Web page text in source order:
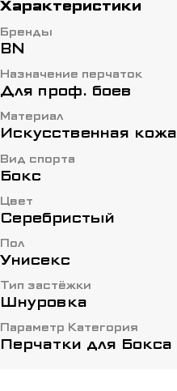
Характеристики
Бренды
BN
Назначение перчаток
Для проф. боев
Материал
Искусственная кожа
Вид спорта
Бокс
Цвет
Серебристый
Пол
Унисекс
Тип застёжки
Шнуровка
Параметр Категория
Перчатки для Бокса